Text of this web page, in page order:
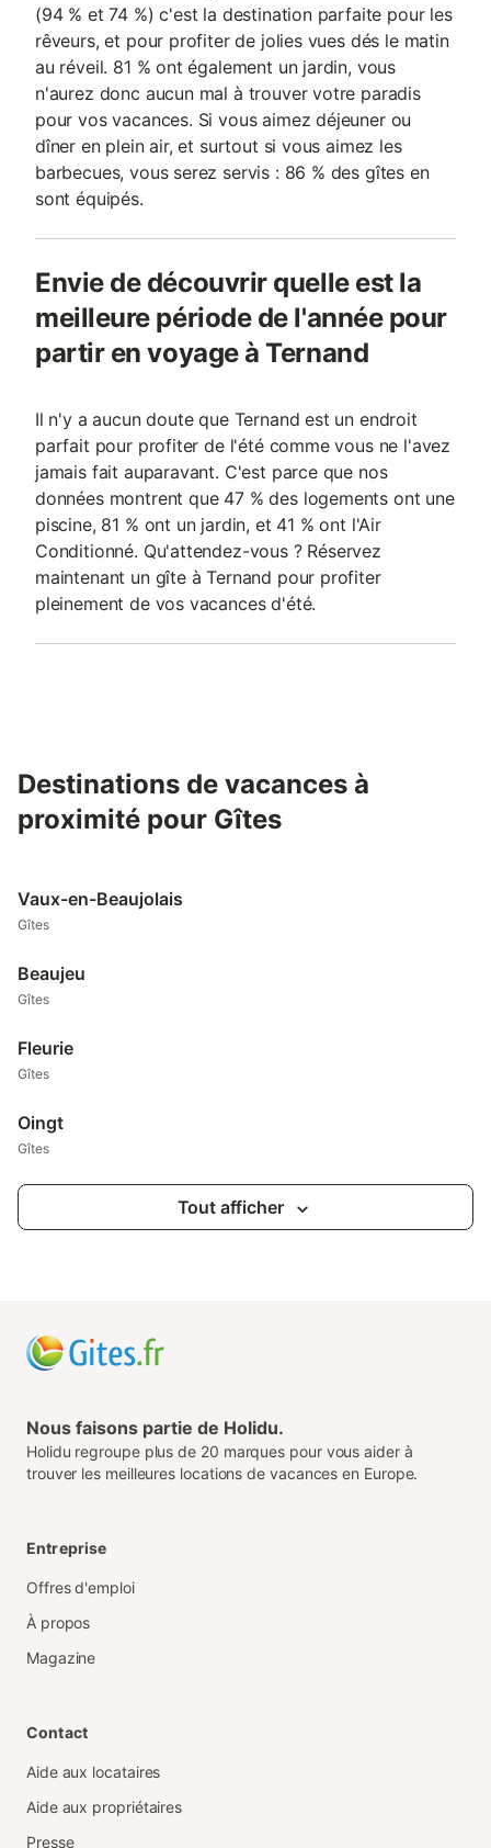
(94 % et 74 %) c'est la destination parfaite pour les
rêveurs, et pour profiter de jolies vues dés le matin
au réveil. 81 % ont également un jardin, vous
n'aurez donc aucun mal à trouver votre paradis
pour vos vacances. Si vous aimez déjeuner ou
dîner en plein air, et surtout si vous aimez les
barbecues, vous serez servis : 86 % des gîtes en
sont équipés.
Envie de découvrir quelle est la
meilleure période de l'année pour
partir en voyage à Ternand
Il n'y a aucun doute que Ternand est un endroit
parfait pour profiter de l'été comme vous ne l'avez
jamais fait auparavant. C'est parce que nos
données montrent que 47 % des logements ont une
piscine, 81 % ont un jardin, et 41 % ont l'Air
Conditionné. Qu'attendez-vous ? Réservez
maintenant un gîte à Ternand pour profiter
pleinement de vos vacances d'été.
Destinations de vacances à
proximité pour Gîtes
Vaux-en-Beaujolais
Gîtes
Beaujeu
Gîtes
Fleurie
Gîtes
Oingt
Gîtes
Tout afficher
Nous faisons partie de Holidu.
Holidu regroupe plus de 20 marques pour vous aider à
trouver les meilleures locations de vacances en Europe.
Entreprise
Offres d'emploi
À propos
Magazine
Contact
Aide aux locataires
Aide aux propriétaires
Presse